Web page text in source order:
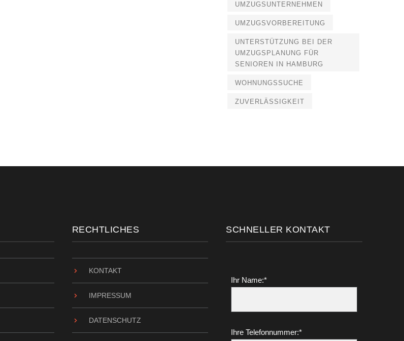
UMZUGSUNTERNEHMEN
UMZUGSVORBEREITUNG
UNTERSTÜTZUNG BEI DER
UMZUGSPLANUNG FÜR
SENIOREN IN HAMBURG
WOHNUNGSSUCHE
ZUVERLÄSSIGKEIT
RECHTLICHES
KONTAKT
IMPRESSUM
DATENSCHUTZ
SCHNELLER KONTAKT
Ihr Name:*
Ihre Telefonnummer:*